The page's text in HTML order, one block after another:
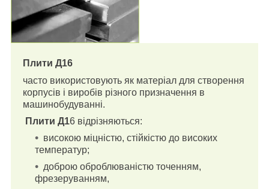
Плити Д16
часто використовують як матеріал для створення
корпусів і виробів різного призначення в
машинобудуванні.
Плити Д16 відрізняються:
високою міцністю, стійкістю до високих
температур;
доброю оброблюваністю точенням,
фрезеруванням,